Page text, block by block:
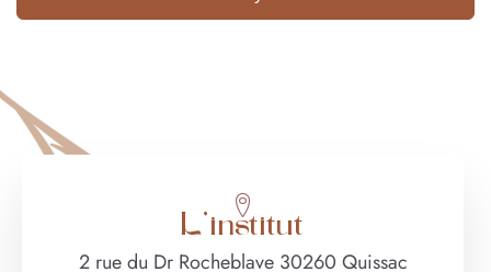
L'institut
2 rue du Dr Rocheblave 30260 Quissac